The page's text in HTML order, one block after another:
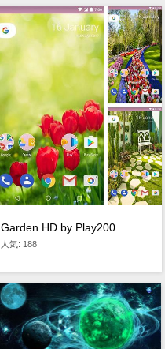
Garden HD by Play200
人気: 188